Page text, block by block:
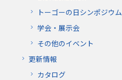
トーゴーの日シンポジウム
学会・展示会
その他のイベント
更新情報
カタログ